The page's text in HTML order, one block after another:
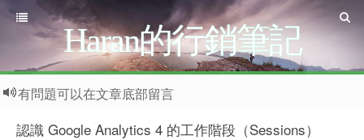
Haran的行銷筆記
有問題可以在文章底部留言
認識 Google Analytics 4 的工作階段（Sessions）